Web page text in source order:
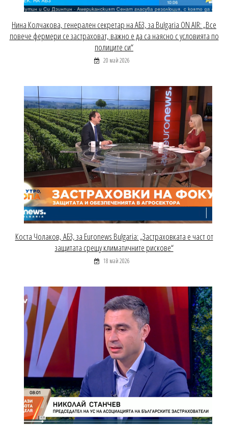
Нина Колчакова, генерален секретар на АБЗ, за Bulgaria ON AIR: „Все
повече фермери се застраховат, важно е да са наясно с условията по
полиците си“
20 май 2026
Коста Чолаков, АБЗ, за Euronews Bulgaria: „Застраховката е част от
защитата срещу климатичните рискове“
18 май 2026